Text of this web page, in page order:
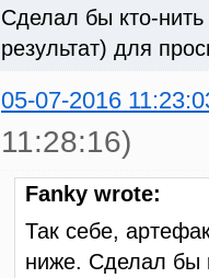
Сделал бы кто-
результат) для
05-07-2016
11:28:16)
Fanky wrote:
Так себе,
ниже. Сделал бы